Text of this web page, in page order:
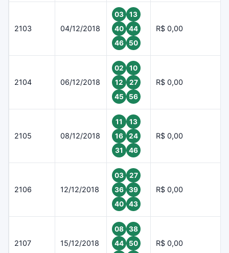
2103 04/12/2018
03
13
40
44
46
50
R$ 0,00
2104 06/12/2018
02
10
12
27
45
56
R$ 0,00
2105 08/12/2018
11
13
16
24
31
46
R$ 0,00
2106 12/12/2018
03
27
36
39
40
43
R$ 0,00
2107 15/12/2018
08
38
44
50
R$ 0,00